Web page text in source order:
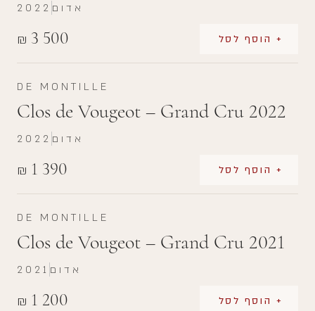
₪ 3 500 + הוסף לסל
2022 אדום
DE MONTILLE
Clos de Vougeot – Grand Cru 2022
₪ 1 390 + הוסף לסל
2022 אדום
DE MONTILLE
Clos de Vougeot – Grand Cru 2021
₪ 1 200 + הוסף לסל
2021 אדום